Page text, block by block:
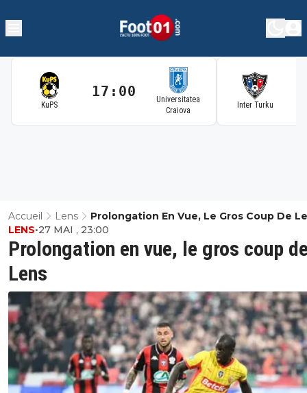
KuPS
17:00
Universitatea
Craiova
Inter Turku
Accueil Lens Prolongation En Vue, Le Gros Coup De
Prolongation en vue, le gros coup
Lens
LENS•27 MAI , 23:00